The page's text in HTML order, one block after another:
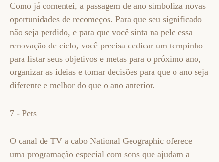
Como já comentei, a passagem de ano simboliza novas
oportunidades de recomeços. Para que seu significado
não seja perdido, e para que você sinta na pele essa
renovação de ciclo, você precisa dedicar um tempinho
para listar seus objetivos e metas para o próximo ano,
organizar as ideias e tomar decisões para que o ano seja
diferente e melhor do que o ano anterior.
7 - Pets
O canal de TV a cabo National Geographic oferece
uma programação especial com sons que ajudam a